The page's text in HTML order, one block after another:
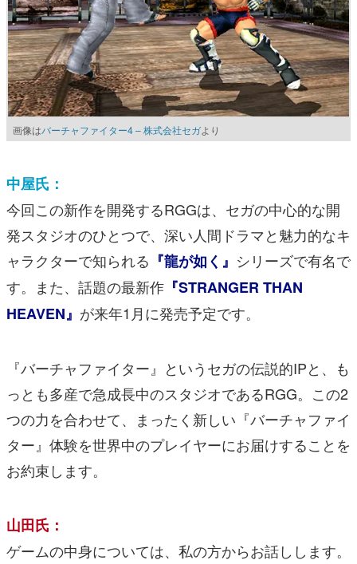
画像はバーチャファイター4 – 株式会社セガより
中屋氏：
今回この新作を開発するRGGは、セガの中心的な開
発スタジオのひとつで、深い人間ドラマと魅力的なキ
ャラクターで知られる 『龍が如く』 シリーズで有名で
す。また、話題の最新作 『STRANGER THAN
HEAVEN』 が来年1月に発売予定です。
『バーチャファイター』というセガの伝説的IPと、も
っとも多産で急成長中のスタジオであるRGG。この2
つの力を合わせて、まったく新しい『バーチャファイ
ター』体験を世界中のプレイヤーにお届けすることを
お約束します。
山田氏：
ゲームの中身については、私の方からお話しします。